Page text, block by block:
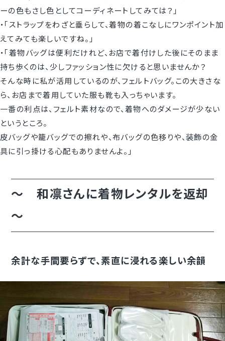
ーの色もさし色としてコーディネートしてみては？｣
・｢ストラップをわざと垂らして、着物の着こなしにワンポイント加
えてみても楽しいですね。｣
・｢着物バッグは便利だけれど、お店で着付けした後にそのまま
持ち歩くのは、少しファッション性に欠けると思いませんか？
そんな時に私が活用しているのが、フェルトバッグ。この大きさな
ら、お店まで着用していた服も靴も入っちゃいます。
一番の利点は、フェルト素材なので、着物へのダメージが少ない
というところ。
皮バッグや籠バッグでの擦れや、布バッグの色移りや、装飾の金
具に引っ掛ける心配もありませんよ。｣
～ 和凛さんに着物レンタルを返却
～
余計な手間要らずで、素直に浸れる楽しい余韻